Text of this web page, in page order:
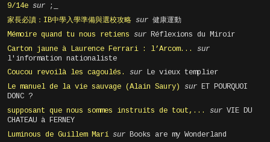
9/14esur
;_
家長必讀：IB中學入學準備與選校攻略sur 健康運動
Mémoire quand tu nous retiens sur
Réflexions du Miroir
Carton jaune à Laurence Ferrari : l’Arcom...
sur
l'information nationaliste
Coucou revoilà les cagoulés.
sur Le vieux templier
Le manuel de la vie sauvage (Alain Saury)
sur ET POURQUOI
DONC ?
supposant que nous sommes instruits de tout,...
sur VIE DU
CHATEAU à FERNEY
Luminous de Guillem Marísur Books are my Wonderland